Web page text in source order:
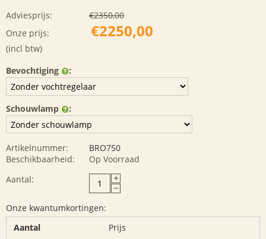
Adviesprijs: €2350,00
Onze prijs:
€2250,00
(incl btw)
Bevochtiging
:
Schouwlamp :
Artikelnummer:
BRO750
Beschikbaarheid:
Op Voorraad
Aantal:
+
−
Onze kwantumkortingen:
Aantal
Prijs